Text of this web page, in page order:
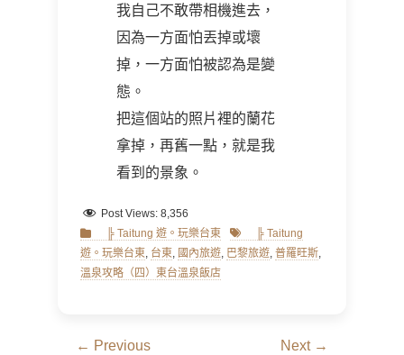
我自己不敢帶相機進去，
因為一方面怕丟掉或壞
掉，一方面怕被認為是變
態。
把這個站的照片裡的蘭花
拿掉，再舊一點，就是我
看到的景象。
Post Views: 8,356
Categories
╠ Taitung 遊。玩樂台東 Tags ╠ Taitung
遊。玩樂台東, 台東, 國內旅遊, 巴黎旅遊, 普羅旺斯,
溫泉攻略（四）東台溫泉飯店
文
← Previous
Next →